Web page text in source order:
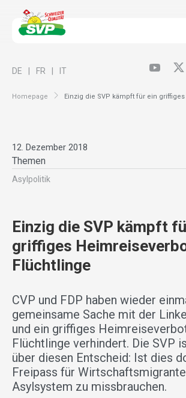
Homepage Einzig die SVP kämpft für ein griffiges
DE FR IT
12. Dezember 2018
Themen
Asylpolitik
Einzig die SVP kämpft
griffiges
Flüchtlinge
CVP und FDP haben wieder
gemeinsame Sache mit der
und ein griffiges
Flüchtlinge verhindert. Die SVP
über diesen Entscheid: Ist dies
Freipass für
Asylsystem zu missbrauchen.